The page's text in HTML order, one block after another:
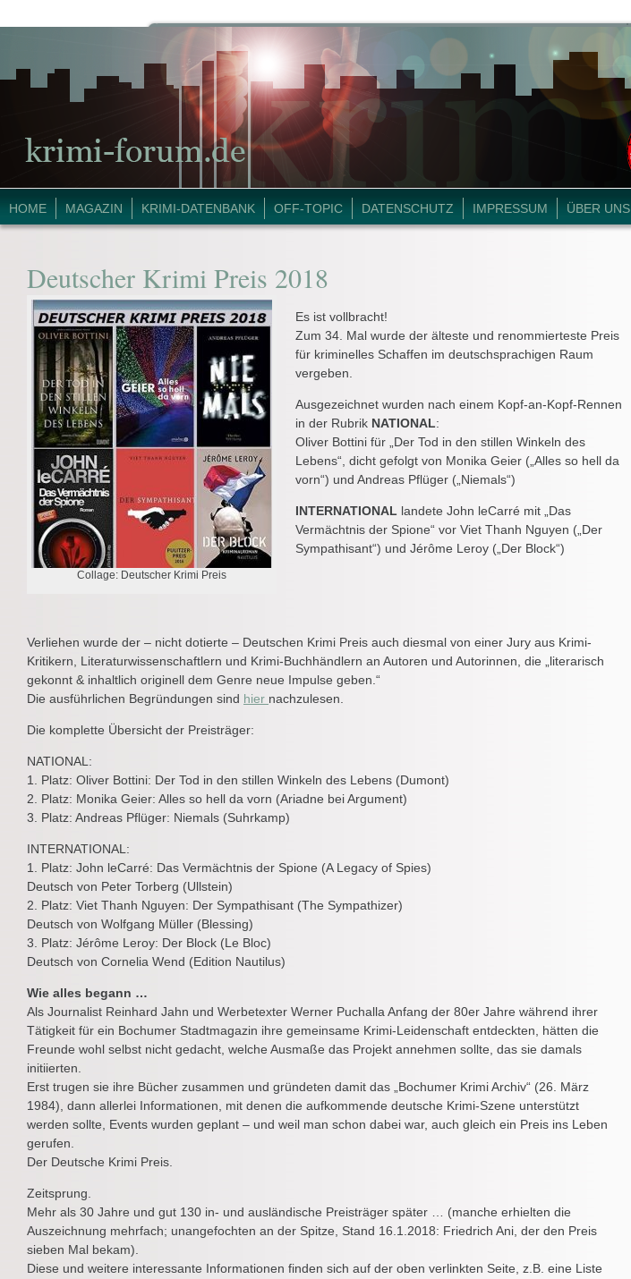
HOME MAGAZIN KRIMI-DATENBANK OFF-TOPIC DATENSCHUTZ IMPRESSUM ÜBER UNS
Deutscher Krimi Preis 2018
Collage: Deutscher Krimi Preis
Es ist vollbracht!
Zum 34. Mal wurde der älteste und renommierteste Preis
für kriminelles Schaffen im deutschsprachigen Raum
vergeben.
Ausgezeichnet wurden nach einem Kopf-an-Kopf-Rennen
in der Rubrik NATIONAL:
Oliver Bottini für „Der Tod in den stillen Winkeln des
Lebens“, dicht gefolgt von Monika Geier („Alles so hell da
vorn“) und Andreas Pflüger („Niemals“)
INTERNATIONAL landete John leCarré mit „Das
Vermächtnis der Spione“ vor Viet Thanh Nguyen („Der
Sympathisant“) und Jérôme Leroy („Der Block“)
Verliehen wurde der – nicht dotierte – Deutschen Krimi Preis auch diesmal von einer Jury aus Krimi-
Kritikern, Literaturwissenschaftlern und Krimi-Buchhändlern an Autoren und Autorinnen, die „literarisch
gekonnt & inhaltlich originell dem Genre neue Impulse geben.“
Die ausführlichen Begründungen sind hier nachzulesen.
Die komplette Übersicht der Preisträger:
NATIONAL:
1. Platz: Oliver Bottini: Der Tod in den stillen Winkeln des Lebens (Dumont)
2. Platz: Monika Geier: Alles so hell da vorn (Ariadne bei Argument)
3. Platz: Andreas Pflüger: Niemals (Suhrkamp)
INTERNATIONAL:
1. Platz: John leCarré: Das Vermächtnis der Spione (A Legacy of Spies)
Deutsch von Peter Torberg (Ullstein)
2. Platz: Viet Thanh Nguyen: Der Sympathisant (The Sympathizer)
Deutsch von Wolfgang Müller (Blessing)
3. Platz: Jérôme Leroy: Der Block (Le Bloc)
Deutsch von Cornelia Wend (Edition Nautilus)
Wie alles begann …
Als Journalist Reinhard Jahn und Werbetexter Werner Puchalla Anfang der 80er Jahre während ihrer
Tätigkeit für ein Bochumer Stadtmagazin ihre gemeinsame Krimi-Leidenschaft entdeckten, hätten die
Freunde wohl selbst nicht gedacht, welche Ausmaße das Projekt annehmen sollte, das sie damals
initiierten.
Erst trugen sie ihre Bücher zusammen und gründeten damit das „Bochumer Krimi Archiv“ (26. März
1984), dann allerlei Informationen, mit denen die aufkommende deutsche Krimi-Szene unterstützt
werden sollte, Events wurden geplant – und weil man schon dabei war, auch gleich ein Preis ins Leben
gerufen.
Der Deutsche Krimi Preis.
Zeitsprung.
Mehr als 30 Jahre und gut 130 in- und ausländische Preisträger später … (manche erhielten die
Auszeichnung mehrfach; unangefochten an der Spitze, Stand 16.1.2018: Friedrich Ani, der den Preis
sieben Mal bekam).
Diese und weitere interessante Informationen finden sich auf der oben verlinkten Seite, z.B. eine Liste